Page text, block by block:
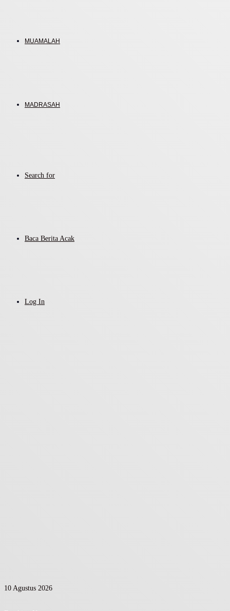
MUAMALAH
MADRASAH
Search for
Baca Berita Acak
Log In
10 Agustus 2026